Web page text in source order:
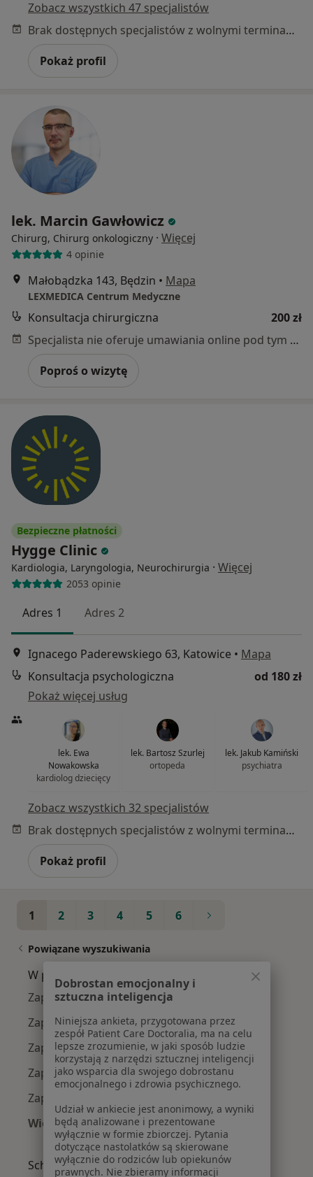
Zobacz wszystkich 47 specjalistów
Brak dostępnych specjalistów z wolnymi terminami w tym centrum medycznym.
Pokaż profil
lek. Marcin Gawłowicz
Chirurg, Chirurg onkologiczny · Więcej
4 opinie
Małobądzka 143, Będzin • Mapa
LEXMEDICA Centrum Medyczne
Konsultacja chirurgiczna
200 zł
Specjalista nie oferuje umawiania online pod tym adresem.
Poproś o wizytę
Bezpieczne płatności
Hygge Clinic
Kardiologia, Laryngologia, Neurochirurgia · Więcej
2053 opinie
Adres 1 Adres 2
Ignacego Paderewskiego 63, Katowice • Mapa
Konsultacja psychologiczna
od 180 zł
Pokaż więcej usług
lek. Ewa
Nowakowska
kardiolog dziecięcy
lek. Bartosz Szurlej
ortopeda
lek. Jakub Kamiński
psychiatra
Zobacz wszystkich 32 specjalistów
Brak dostępnych specjalistów z wolnymi terminami w tym centrum medycznym.
Pokaż profil
1 2 3 4 5 6
Powiązane wyszukiwania
W pobliżu Katowic
Zapalenie trzustki w Gliwicach
Zapalenie trzustki w Sosnowcu
Zapalenie trzustki w Chorzowie
Zapalenie trzustki w Świętochłowicach
Zapalenie trzustki w Dąbrowie Górniczej
Więcej (13)
Więcej w kategorii: W pobliżu Katowic
Schorzenia w Katowicach
Dobrostan emocjonalny i
sztuczna inteligencja
Niniejsza ankieta, przygotowana przez
zespół Patient Care Doctoralia, ma na celu
lepsze zrozumienie, w jaki sposób ludzie
korzystają z narzędzi sztucznej inteligencji
jako wsparcia dla swojego dobrostanu
emocjonalnego i zdrowia psychicznego.
Udział w ankiecie jest anonimowy, a wyniki
będą analizowane i prezentowane
wyłącznie w formie zbiorczej. Pytania
dotyczące nastolatków są skierowane
wyłącznie do rodziców lub opiekunów
prawnych. Nie zbieramy informacji